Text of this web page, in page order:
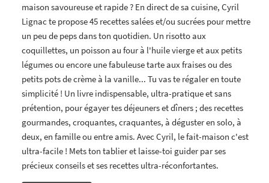
maison savoureuse et rapide ? En direct de sa cuisine, Cyril
Lignac te propose 45 recettes salées et/ou sucrées pour mettre
un peu de peps dans ton quotidien. Un risotto aux
coquillettes, un poisson au four à l'huile vierge et aux petits
légumes ou encore une fabuleuse tarte aux fraises ou des
petits pots de crème à la vanille... Tu vas te régaler en toute
simplicité ! Un livre indispensable, ultra-pratique et sans
prétention, pour égayer tes déjeuners et dîners ; des recettes
gourmandes, croquantes, craquantes, à déguster en solo, à
deux, en famille ou entre amis. Avec Cyril, le fait-maison c'est
ultra-facile ! Mets ton tablier et laisse-toi guider par ses
précieux conseils et ses recettes ultra-réconfortantes.